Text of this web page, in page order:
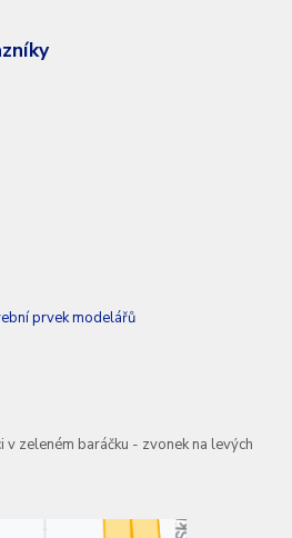
prvek modelářů
zeleném baráčku - zvonek na levých